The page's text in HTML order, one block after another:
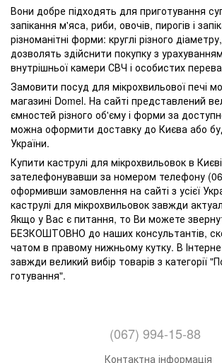
Вони добре підходять для приготування
запікання м'яса, риби, овочів, пирогів і
різноманітні форми: круглі різного
дозволять здійснити покупку з
внутрішньої камери СВЧ і особистих
Замовити посуд для мікрохвильової печі
магазині Domel. На сайті представлений
ємностей різного об'єму і форми за
можна оформити доставку до Києва або
України.
Купити каструлі для мікрохвильовок в
зателефонувавши за номером телефону
оформивши замовлення на сайті з усієї
каструлі для мікрохвильовок завжди
Якщо у Вас є питання, то Ви можете
БЕЗКОШТОВНО до наших консультантів,
чатом в правому нижньому кутку. В
завжди великий вибір товарів з категорії
готування".
(067) 994-15-88
Контактна інформація